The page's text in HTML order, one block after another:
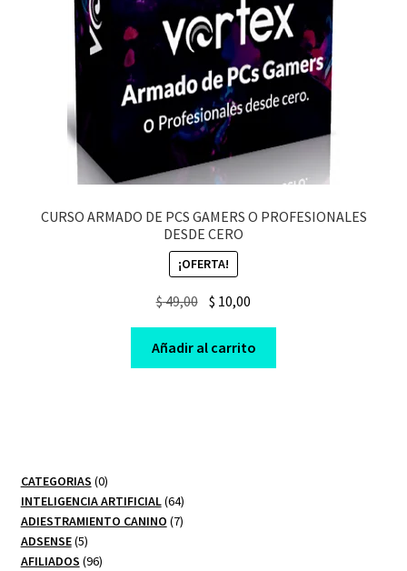
CURSO ARMADO DE PCS GAMERS O PROFESIONALES
DESDE CERO
¡OFERTA!
$49,00 Original
price
was:
$ 49,00.
$ 10,00
price
is:
$ 10,00.
Añadir al carrito
CATEGORIAS 00
productos
INTELIGENCIA ARTIFICIAL 6464
productos
ADIESTRAMIENTO CANINO 77
ADSENSE 55
productos
AFILIADOS 9696